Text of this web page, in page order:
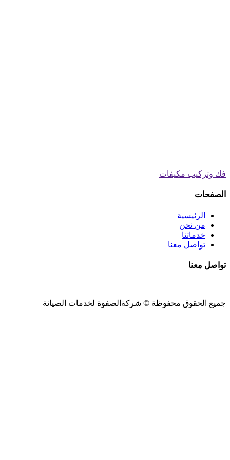
فك وتركيب مكيفات
الصفحات
الرئيسية
من نحن
خدماتنا
تواصل معنا
تواصل معنا
جميع الحقوق محفوظة © شركةالصفوة لخدمات الصيانة